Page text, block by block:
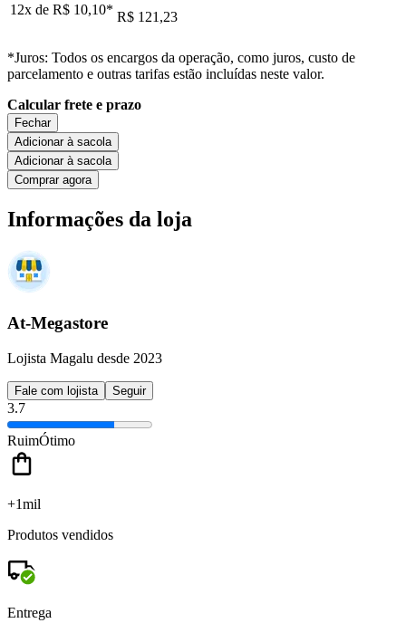
12x de R$ 10,10* R$ 121,23
*Juros: Todos os encargos da operação, como juros, custo de
parcelamento e outras tarifas estão incluídas neste valor.
Calcular frete e prazo
Fechar
Adicionar à sacola
Adicionar à sacola
Comprar agora
Informações da loja
At-Megastore
Lojista Magalu desde 2023
Fale com lojista Seguir
3.7
RuimÓtimo
+1mil
Produtos vendidos
Entrega